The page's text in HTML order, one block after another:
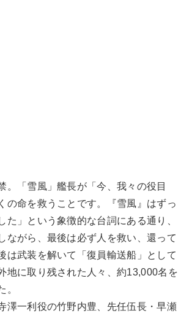
。「雪風」艦長が「今、我々の役目
の命を救うことです。『雪風』はずっ
た」という象徴的な台詞にある通り、
ながら、最後は必ず人を救い、還って
は武装を解いて「復員輸送船」として
地に取り残された人々、約13,000名を
。
澤一利役の竹野内豊、先任伍長・早瀬